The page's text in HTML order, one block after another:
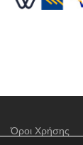
Όροι Χρήσης